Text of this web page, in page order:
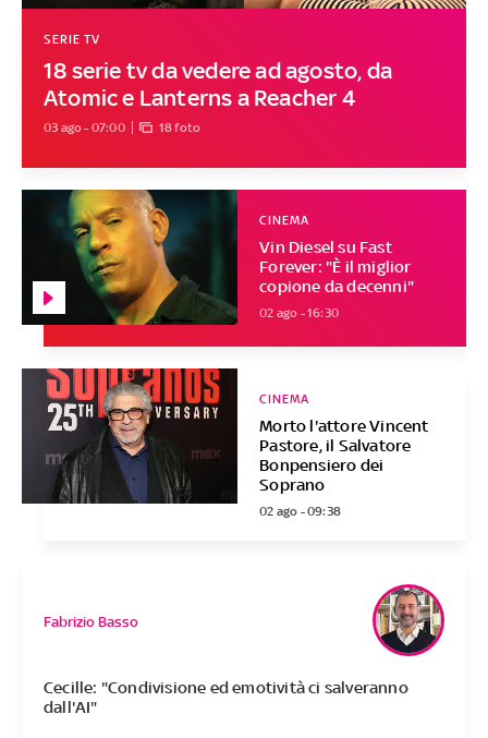
18 serie tv da vedere ad agosto, da
Atomic e Lanterns a Reacher 4
SERIE TV
03 ago - 07:00 18 foto
Vin Diesel su Fast
Forever: "È il miglior
copione da decenni"
CINEMA
02 ago - 16:30
Morto l'attore Vincent
Pastore, il Salvatore
Bonpensiero dei
Soprano
CINEMA
02 ago - 09:38
Cecille: "Condivisione ed emotività ci salveranno
dall'AI"
Fabrizio Basso